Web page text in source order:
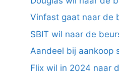
Vinfast gaat naar de
SBIT wil naar de
Aandeel bij aankoop
Flix wil in 2024 naar